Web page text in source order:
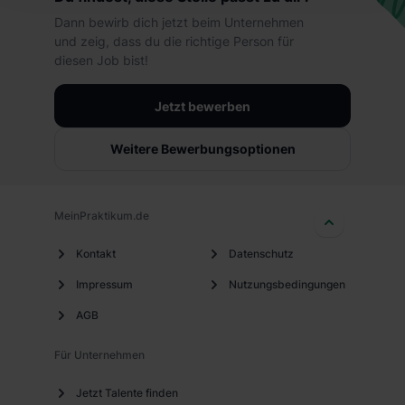
hierbei die Einwilligung zur Übermittlung deiner Daten in
die USA (Art. 49 Abs. 1 S. 1 lit. a) DS-GVO). Die USA
verfügen über kein angemessenes Datenschutzniveau
Einwilligung jederzeit mit Wirkung für die Zukunft ganz
oder teilweise über unsere Datenschutzerklärung unter
dem Punkt „Datenschutz-Einstellungen“ widerrufen.
Informationen:
Datenschutzerklärung
Dann bewirb dich jetzt beim Unternehmen
und zeig, dass du die richtige Person für
diesen Job bist!
Jetzt bewerben
Weitere Bewerbungsoptionen
MeinPraktikum.de
Kontakt
Impressum
AGB
Datenschutz
Nutzungsbedingungen
Für Unternehmen
Jetzt Talente finden